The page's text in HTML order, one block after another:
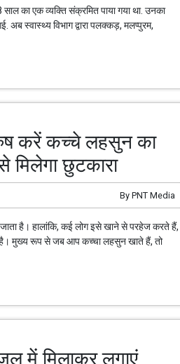
का एक व्यक्ति संक्रमित पाया गया था. उनका
अब स्वास्थ्य विभाग द्वारा पलक्कड़, मलप्पुरम,
करें कच्चे लहसुन का
मिलेगा छुटकारा
By PNT Media
है। हालांकि, कई लोग इसे खाने से परहेज करते हैं,
है। मुख्य रूप से जब आप कच्चा लहसुन खाते हैं, तो
में मिलाकर लगाएं